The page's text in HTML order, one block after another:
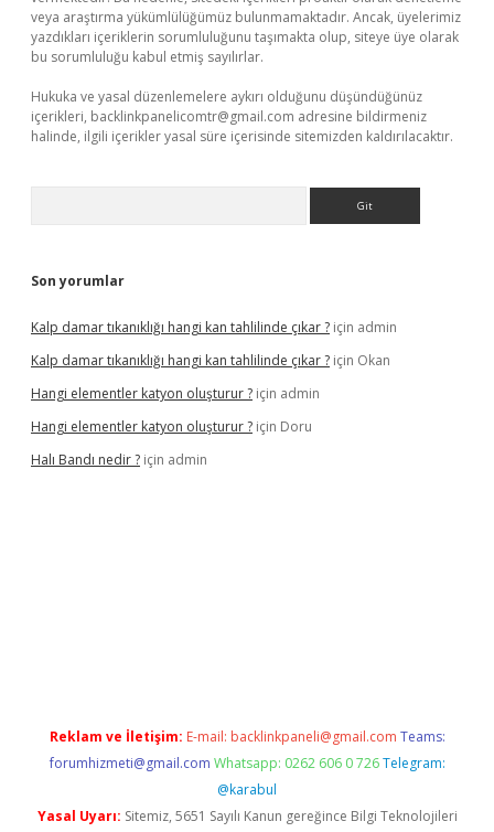
veya araştırma yükümlülüğümüz bulunmamaktadır. Ancak, üyelerimiz
yazdıkları içeriklerin sorumluluğunu taşımakta olup, siteye üye olarak
bu sorumluluğu kabul etmiş sayılırlar.
Hukuka ve yasal düzenlemelere aykırı olduğunu düşündüğünüz
içerikleri, backlinkpanelicomtr@gmail.com adresine bildirmeniz
halinde, ilgili içerikler yasal süre içerisinde sitemizden kaldırılacaktır.
Son yorumlar
Kalp damar tıkanıklığı hangi kan tahlilinde çıkar ? için admin
Kalp damar tıkanıklığı hangi kan tahlilinde çıkar ? için Okan
Hangi elementler katyon oluşturur ? için admin
Hangi elementler katyon oluşturur ? için Doru
Halı Bandı nedir ? için admin
Reklam ve İletişim: E-mail: backlinkpaneli@gmail.com Teams:
forumhizmeti@gmail.com Whatsapp: 0262 606 0 726 Telegram:
@karabul
Yasal Uyarı: Sitemiz, 5651 Sayılı Kanun gereğince Bilgi Teknolojileri